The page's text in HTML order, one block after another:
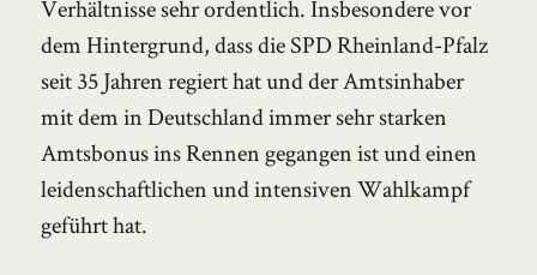
Verhältnisse sehr ordentlich. Insbesondere vor
dem Hintergrund, dass die SPD Rheinland-Pfalz
seit 35 Jahren regiert hat und der Amtsinhaber
mit dem in Deutschland immer sehr starken
Amtsbonus ins Rennen gegangen ist und einen
leidenschaftlichen und intensiven Wahlkampf
geführt hat.